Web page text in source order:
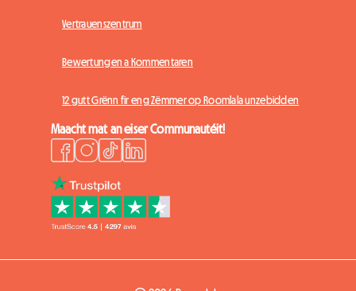
Vertrauenszentrum
Bewertungen a Kommentaren
12 gutt Grënn fir eng Zëmmer op Roomlala unzebidden
Maacht mat an eiser Communautéit!